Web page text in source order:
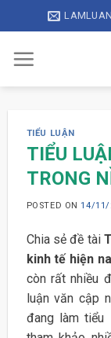
to
content
TIỂU LUẬN
TIỂU
TRONG
POSTED ON14/11/
Chia sẻ đề tài
kinh tế hiện
còn rất nhiều
luận văn cập
đang làm tiểu